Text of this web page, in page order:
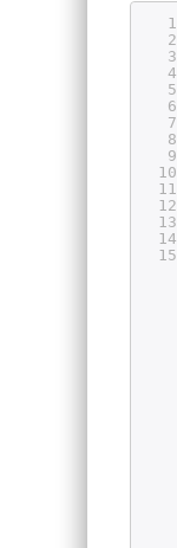
1
2
3
4
5
6
7
8
9
10
11
12
13
14
15